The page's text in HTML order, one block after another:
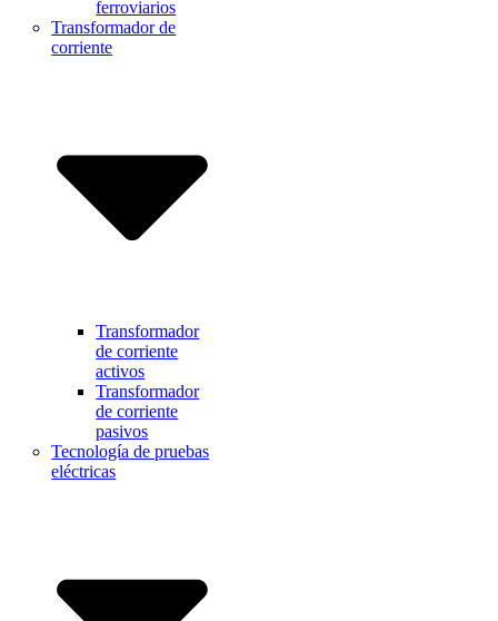
ferroviarios
Transformador de
corriente
Transformador
de corriente
activos
Transformador
de corriente
pasivos
Tecnología de pruebas
eléctricas